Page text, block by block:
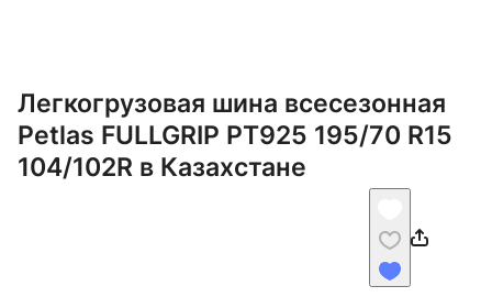
Легкогрузовая шина всесезонная
Petlas FULLGRIP PT925 195/70 R15
104/102R в Казахстане